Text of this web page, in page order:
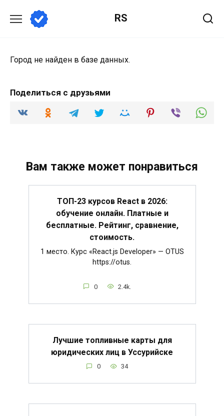
содержанию
RS
Город не найден в базе данных.
Поделиться с друзьями
Вам также может понравиться
ТОП-23 курсов React в 2026:
обучение онлайн. Платные и
бесплатные. Рейтинг, сравнение,
стоимость.
1 место. Курс «React.js Developer» — OTUS
https://otus.
0 2.4k.
Лучшие топливные карты для
юридических лиц в Уссурийске
0 34